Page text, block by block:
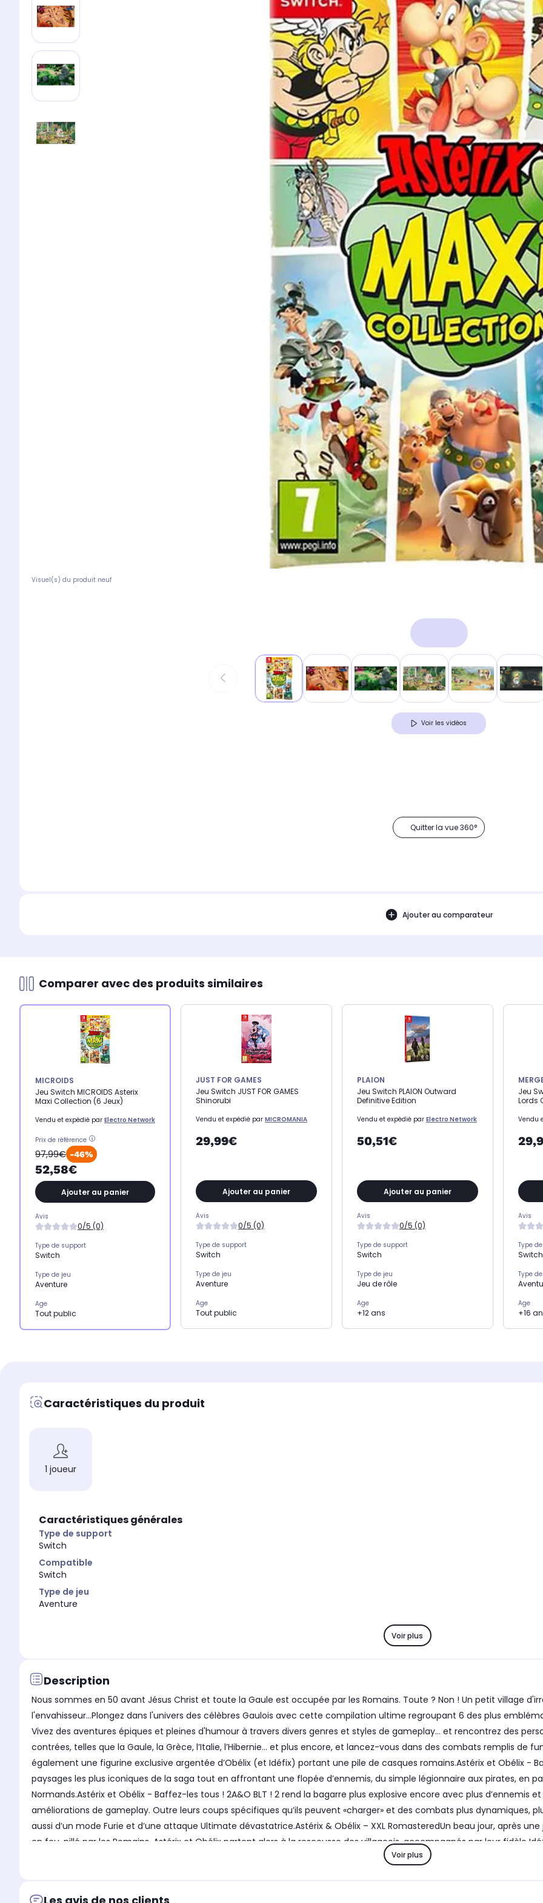
Visuel(s) du produit neuf
Voir les vidéos
Quitter la vue 360°
Ajouter au comparateur
Comparer avec des produits similaires
MICROIDS
Jeu Switch MICROIDS Asterix
Maxi Collection (6 Jeux)
Vendu et expédié par Electro Network
Prix de référence
97,99€ -46%
52,58€
Ajouter au panier
Avis
0/5 (0)
Type de support
Switch
Type de jeu
Aventure
Age
Tout public
JUST FOR GAMES
Jeu Switch JUST FOR GAMES
Shinorubi
Vendu et expédié par MICROMANIA
29,99€
Ajouter au panier
Avis
0/5 (0)
Type de support
Switch
Type de jeu
Aventure
Age
Tout public
PLAION
Jeu Switch PLAION Outward
Definitive Edition
Vendu et expédié par Electro Network
50,51€
Ajouter au panier
Avis
0/5 (0)
Type de support
Switch
Type de jeu
Jeu de rôle
Age
+12 ans
Jeu
Lords
Vendu
Avis
Type
Switch
Type
Age
+16
Caractéristiques du produit
1 joueur
Caractéristiques générales
Type de support
Switch
Compatible
Switch
Type de jeu
Aventure
Voir plus
Description
Nous sommes en 50 avant Jésus Christ et toute la Gaule est occupée par les Romains. Toute ? Non ! Un petit village
l'envahisseur…Plongez dans l'univers des célèbres Gaulois avec cette compilation ultime regroupant 6 des plus
Vivez des aventures épiques et pleines d'humour à travers divers genres et styles de gameplay… et rencontrez des
contrées, telles que la Gaule, la Grèce, l’Italie, l’Hibernie… et plus encore, et lancez-vous dans des combats remplis
également une figurine exclusive argentée d’Obélix (et Idéfix) portant une pile de casques romains.Astérix et Obélix -
paysages les plus iconiques de la saga tout en affrontant une flopée d’ennemis, du simple légionnaire aux pirates, en
Normands.Astérix et Obélix - Baffez-les tous ! 2A&O BLT ! 2 rend la bagarre plus explosive encore avec plus d’ennemis
améliorations de gameplay. Outre leurs coups spécifiques qu’ils peuvent «charger» et des combats plus dynamiques,
aussi d’un mode Furie et d’une attaque Ultimate dévastatrice.Astérix & Obélix – XXL RomasteredUn beau jour, après
en feu, pillé par les Romains. Astérix et Obélix partent alors à la rescousse des villageois, accompagnés par leur fidèle
Grèce, l’Helvétie, l’Egypte et enfin Rome afin de sauver les villageois des griffes de l’empereur César !Astérix & Obélix –
Voir plus